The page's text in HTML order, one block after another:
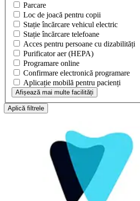
Parcare
Loc de joacă pentru copii
Stație încărcare vehicul electric
Stație încărcare telefoane
Acces pentru persoane cu dizabilități
Purificator aer (HEPA)
Programare online
Confirmare electronică programare
Aplicație mobilă pentru pacienți
Afișează mai multe facilități
Aplică filtrele